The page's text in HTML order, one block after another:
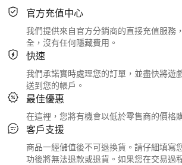
官方充值中心
我們提供來自官方分銷商的直接充值服務
全，沒有任何隱藏費用。
快速
我們承諾實時處理您的訂單，並盡快將遊
送到您的帳戶。
最佳優惠
在這裡，您將有機會以低於零售商的價格
客戶支援
商品一經儲值後不可退換貨。請仔細填寫
功後將無法退款或退貨。如果您在交易過